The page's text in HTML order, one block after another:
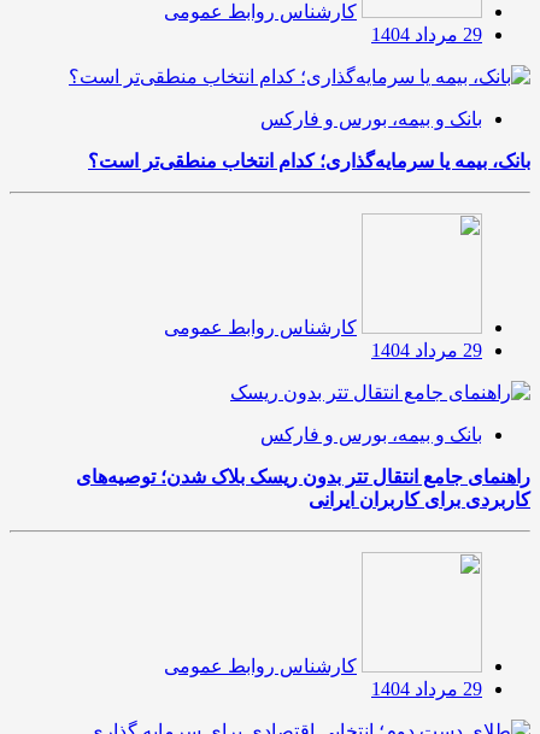
کارشناس روابط عمومی
29 مرداد 1404
بانک و بیمه، بورس و فارکس
بانک، بیمه یا سرمایه‌گذاری؛ کدام انتخاب منطقی‌تر است؟
کارشناس روابط عمومی
29 مرداد 1404
بانک و بیمه، بورس و فارکس
راهنمای جامع انتقال تتر بدون ریسک بلاک شدن؛ توصیه‌های
کاربردی برای کاربران ایرانی
کارشناس روابط عمومی
29 مرداد 1404